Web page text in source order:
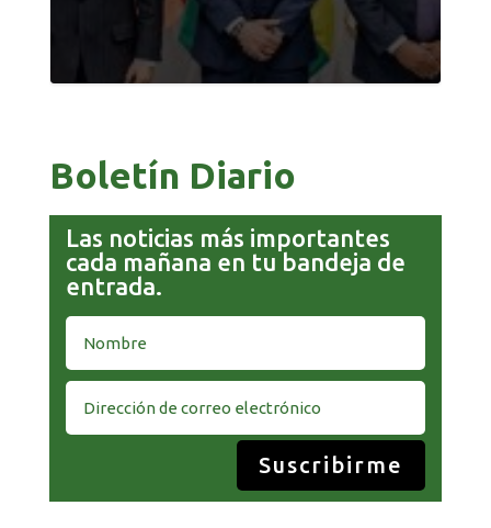
Boletín Diario
Las noticias más importantes
cada mañana en tu bandeja de
entrada.
Suscribirme